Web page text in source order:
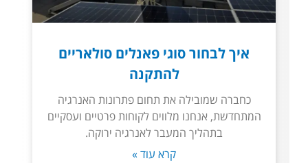
איך לבחור סוגי פאנלים סולאריים
להתקנה
כחברה שמובילה את תחום פתרונות האנרגיה
המתחדשת, אנחנו מלווים לקוחות פרטיים ועסקיים
בתהליך המעבר לאנרגיה ירוקה.
קרא עוד »